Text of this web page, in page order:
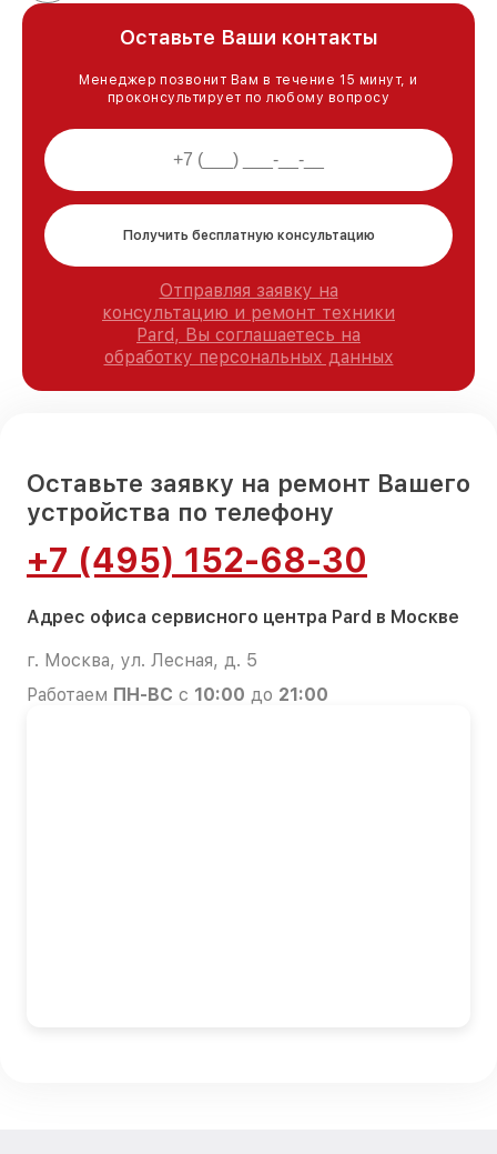
Оставьте Ваши контакты
Менеджер позвонит Вам в течение 15 минут, и
проконсультирует по любому вопросу
Получить бесплатную консультацию
Отправляя заявку на
консультацию и ремонт техники
Pard, Вы соглашаетесь на
обработку персональных данных
Оставьте заявку на ремонт Вашего
устройства по телефону
+7 (495) 152-68-30
Адрес офиса сервисного центра Pard в Москве
г. Москва, ул. Лесная, д. 5
Работаем ПН-ВС с 10:00 до 21:00